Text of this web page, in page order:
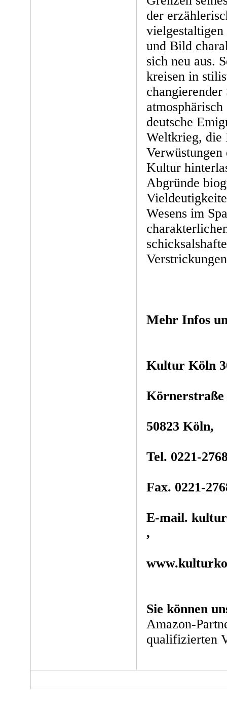
der
und Bild
sich neu aus.
kreisen in
changierender
deutsche
Weltkrieg, die
Verwüstungen
Kultur
Abgründe
Wesens im
Mehr Infos
Kultur Köln
Körnerstraße
50823 Köln,
Tel. 0221-
Fax. 0221-
E-mail.
,
Sie können
Amazon-
qualifizierten